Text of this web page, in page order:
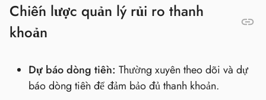
Chiến lược quản lý rủi ro thanh
khoản
Dự báo dòng tiền: Thường xuyên theo dõi và dự
báo dòng tiền để đảm bảo đủ thanh khoản.